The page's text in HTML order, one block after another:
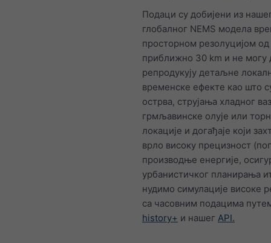
Подаци су добијени из
глобалног NEMS модела
просторном резолуцијом од
приближно 30 km и не могу
репродукују детаљне
временске ефекте као што
острва, струјања хладног
грмљавинске олује или
локације и догађаје који
врло високу прецизност
производње енергије,
урбанистичког планирања
нудимо симулације високе
са часовним подацима
history+ и нашег API.